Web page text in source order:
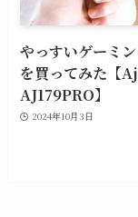
やっすいゲーミ
を買ってみた【
AJ179PRO】
2024年10月3日